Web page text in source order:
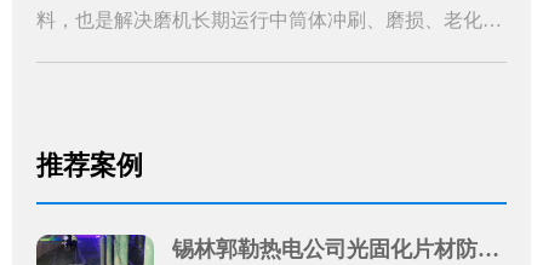
料，也是解决磨机长期运行中筒体冲刷、磨损、老化问
推荐案例
锡林郭勒热电公司光固化片材防腐案例